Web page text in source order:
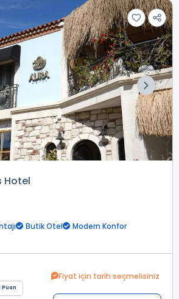
Hotel
Butik Otel
Modern Konfor
Puan
Fiyat için tarih seçmelisiniz